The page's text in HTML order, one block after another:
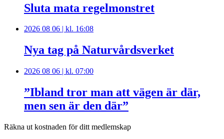
Sluta mata regelmonstret
2026 08 06 | kl. 16:08
Nya tag på Naturvårdsverket
2026 08 06 | kl. 07:00
”Ibland tror man att vägen är där,
men sen är den där”
Räkna ut kostnaden för ditt medlemskap